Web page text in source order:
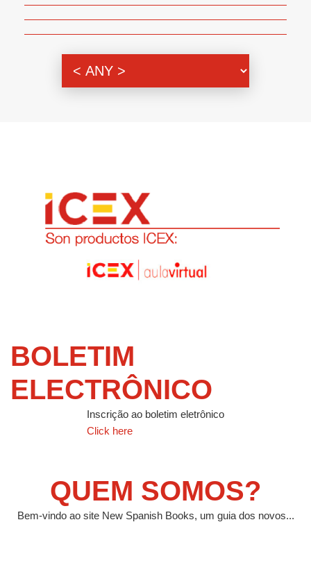
BOLETIM
ELECTRÔNICO
Inscrição ao boletim eletrônico
Click here
QUEM SOMOS?
Bem-vindo ao site New Spanish Books, um guia dos novos...